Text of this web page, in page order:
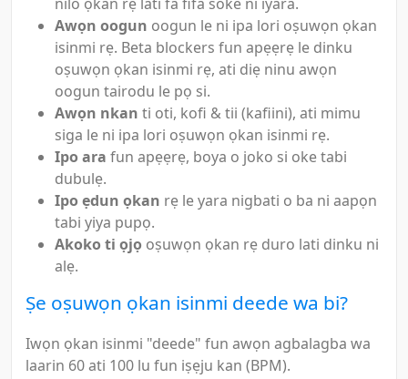
Awọn oogun oogun le ni ipa lori oṣuwọn ọkan
isinmi rẹ. Beta blockers fun apẹẹrẹ le dinku
oṣuwọn ọkan isinmi rẹ, ati diẹ ninu awọn
oogun tairodu le pọ si.
Awọn nkan ti oti, kofi & tii (kafiini), ati mimu
siga le ni ipa lori oṣuwọn ọkan isinmi rẹ.
Ipo ara fun apẹẹrẹ, boya o joko si oke tabi
dubulẹ.
Ipo ẹdun ọkan rẹ le yara nigbati o ba ni aapọn
tabi yiya pupọ.
Akoko ti ọjọ oṣuwọn ọkan rẹ duro lati dinku ni
alẹ.
Ṣe oṣuwọn ọkan isinmi deede wa bi?
Iwọn ọkan isinmi "deede" fun awọn agbalagba wa
laarin 60 ati 100 lu fun iṣẹju kan (BPM).